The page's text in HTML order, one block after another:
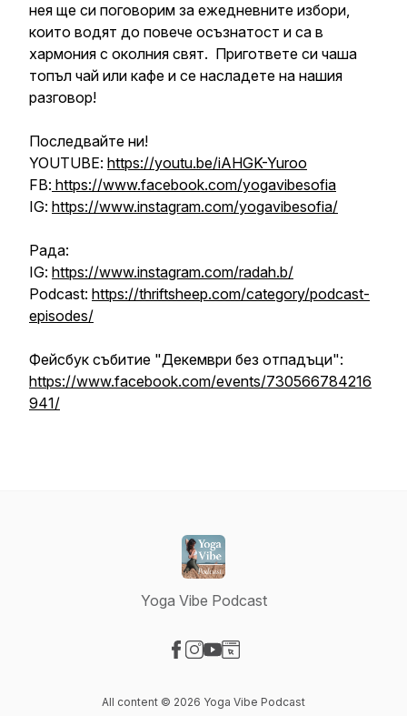
нея ще си поговорим за ежедневните избори,
които водят до повече осъзнатост и са в
хармония с околния свят. Пригответе си чаша
топъл чай или кафе и се насладете на нашия
разговор!
Последвайте ни!
YOUTUBE: https://youtu.be/iAHGK-Yuroo
FB: https://www.facebook.com/yogavibesofia
IG: https://www.instagram.com/yogavibesofia/
Рада:
IG: https://www.instagram.com/radah.b/
Podcast: https://thriftsheep.com/category/podcast-
episodes/
Фейсбук събитие "Декември без отпадъци":
https://www.facebook.com/events/730566784216
941/
Yoga Vibe Podcast
All content © 2026 Yoga Vibe Podcast